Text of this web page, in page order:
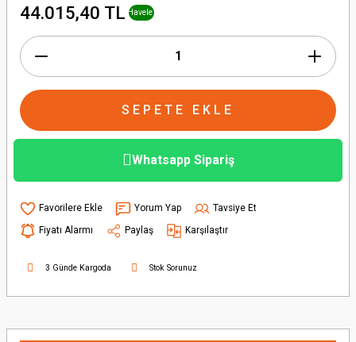
44.015,40 TL Havele
SEPETE EKLE
Whatsapp Sipariş
Yorum Yap
Tavsiye Et
Fiyatı Alarmı
Paylaş Karşılaştır
3 Günde Kargoda Stok Sorunuz